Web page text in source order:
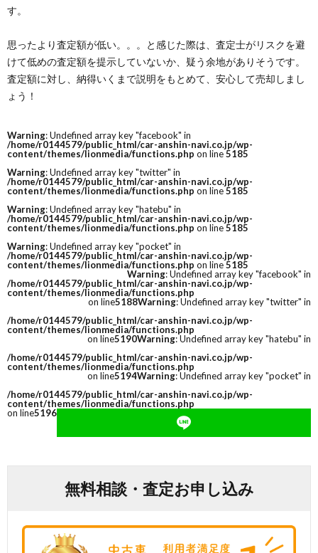
す。
思ったより査定額が低い。。。と感じた際は、査定士がリスクを避
けて低めの査定額を提示していないか、疑う余地がありそうです。
査定額に対し、納得いくまで説明をもとめて、安心して売却しまし
ょう！
Warning: Undefined array key "facebook" in
/home/r0144579/public_html/car-anshin-navi.co.jp/wp-
content/themes/lionmedia/functions.php on line5185
Warning: Undefined array key "twitter" in
/home/r0144579/public_html/car-anshin-navi.co.jp/wp-
content/themes/lionmedia/functions.php on line5185
Warning: Undefined array key "hatebu" in
/home/r0144579/public_html/car-anshin-navi.co.jp/wp-
content/themes/lionmedia/functions.php on line5185
Warning: Undefined array key "pocket" in
/home/r0144579/public_html/car-anshin-navi.co.jp/wp-
content/themes/lionmedia/functions.php on line5185
Warning: Undefined array key "facebook" in
/home/r0144579/public_html/car-anshin-navi.co.jp/wp-
content/themes/lionmedia/functions.php
on line5188Warning: Undefined array key "twitter" in
/home/r0144579/public_html/car-anshin-navi.co.jp/wp-
content/themes/lionmedia/functions.php
on line5190Warning: Undefined array key "hatebu" in
/home/r0144579/public_html/car-anshin-navi.co.jp/wp-
content/themes/lionmedia/functions.php
on line5194Warning: Undefined array key "pocket" in
/home/r0144579/public_html/car-anshin-navi.co.jp/wp-
content/themes/lionmedia/functions.php
on line5196
無料相談・査定お申し込み